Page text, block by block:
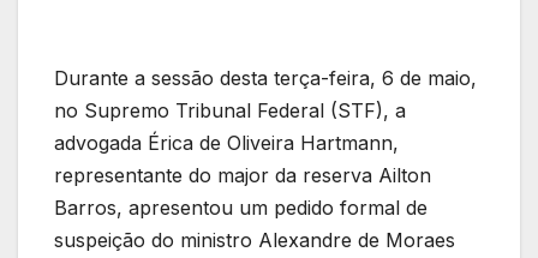
Durante a sessão desta terça-feira, 6 de maio,
no Supremo Tribunal Federal (STF), a
advogada Érica de Oliveira Hartmann,
representante do major da reserva Ailton
Barros, apresentou um pedido formal de
suspeição do ministro Alexandre de Moraes